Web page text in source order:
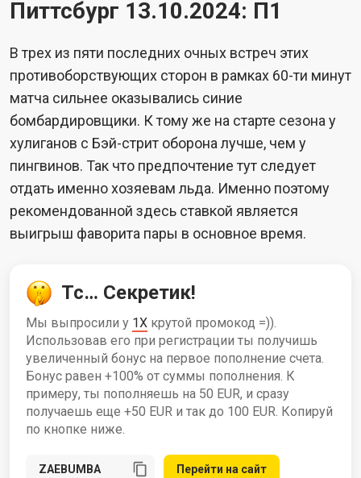
Питтсбург 13.10.2024: П1
В трех из пяти последних очных встреч этих
противоборствующих сторон в рамках 60-ти минут
матча сильнее оказывались синие
бомбардировщики. К тому же на старте сезона у
хулиганов с Бэй-стрит оборона лучше, чем у
пингвинов. Так что предпочтение тут следует
отдать именно хозяевам льда. Именно поэтому
рекомендованной здесь ставкой является
выигрыш фаворита пары в основное время.
Тс… Секретик!
Мы выпросили у 1X крутой промокод =)).
Использовав его при регистрации ты получишь
увеличенный бонус на первое пополнение счета.
Бонус равен +100% от суммы пополнения. К
примеру, ты пополняешь на 50 EUR, и сразу
получаешь еще +50 EUR и так до 100 EUR. Копируй
по кнопке ниже.
Перейти на сайт